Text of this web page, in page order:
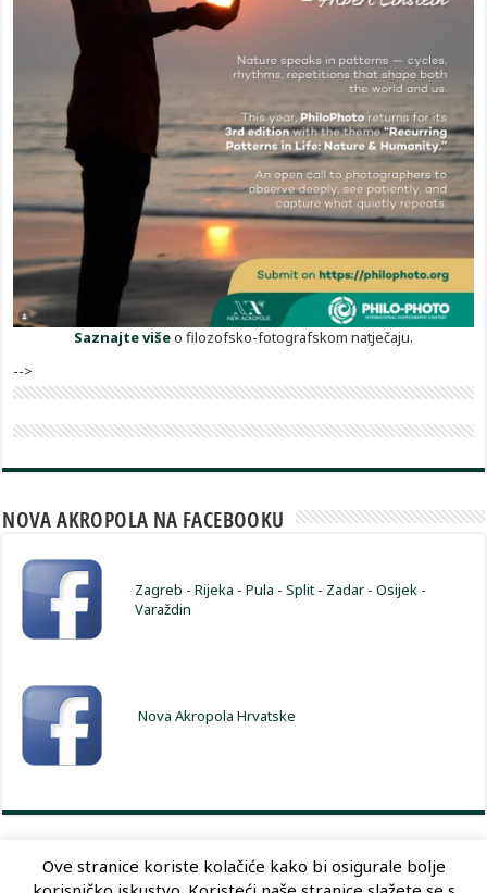
Saznajte višeo filozofsko-fotografskom natječaju.
-->
NOVA AKROPOLA NA FACEBOOKU
Zagreb -Rijeka -Pula -Split - Zadar -Osijek -
Varaždin
Nova Akropola Hrvatske
Ove stranice koriste kolačiće kako bi osigurale bolje